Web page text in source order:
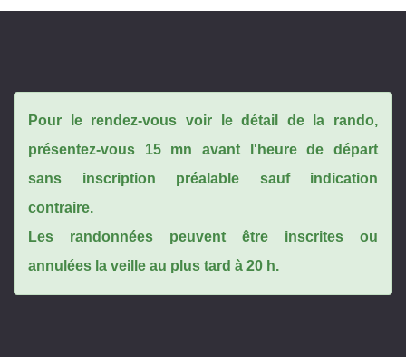
Pour le rendez-vous voir le détail de la rando,
présentez-vous 15 mn avant l'heure de départ
sans inscription préalable sauf indication
contraire.
Les randonnées peuvent être inscrites ou
annulées la veille au plus tard à 20 h.